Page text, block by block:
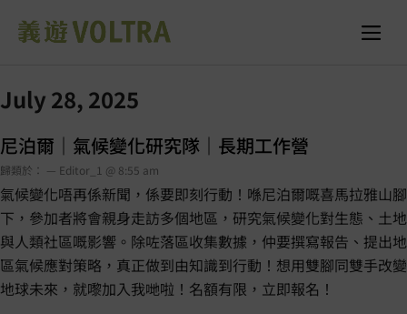
July 28, 2025
尼泊爾｜氣候變化研究隊｜長期工作營
歸類於： — Editor_1 @ 8:55 am
氣候變化唔再係新聞，係要即刻行動！喺尼泊爾嘅喜馬拉雅山腳
下，參加者將會親身走訪多個地區，研究氣候變化對生態、土地
與人類社區嘅影響。除咗落區收集數據，仲要撰寫報告、提出地
區氣候應對策略，真正做到由知識到行動！想用雙腳同雙手改變
地球未來，就嚟加入我哋啦！名額有限，立即報名！